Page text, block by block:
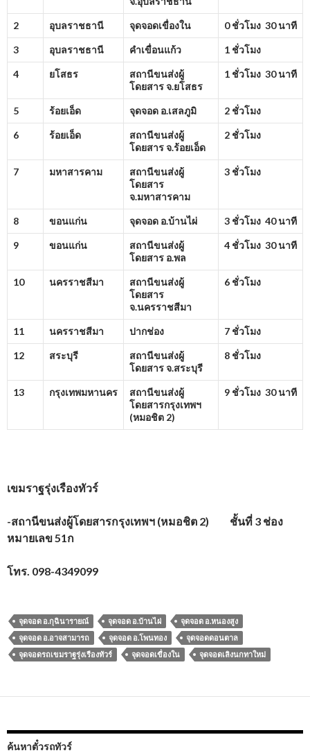
2 อุบลราชธานี จุดจอดเขื่องใน 0 ชั่วโมง 30 นาที
3 อุบลราชธานี คำเขื่อนแก้ว 1 ชั่วโมง
4 ยโสธร
สถานีขนส่งผู้
โดยสาร จ.ยโสธร
1 ชั่วโมง 30 นาที
5 ร้อยเอ็ด จุดจอด อ.เสลภูมิ 2 ชั่วโมง
6 ร้อยเอ็ด
สถานีขนส่งผู้
โดยสาร จ.ร้อยเอ็ด
2 ชั่วโมง
7 มหาสารคาม
สถานีขนส่งผู้
โดยสาร
จ.มหาสารคาม
3 ชั่วโมง
8 ขอนแก่น จุดจอด อ.บ้านไผ่ 3 ชั่วโมง 40 นาที
9 ขอนแก่น
สถานีขนส่งผู้
โดยสาร อ.พล
4 ชั่วโมง 30 นาที
10 นครราชสีมา
สถานีขนส่งผู้
โดยสาร
จ.นครราชสีมา
6 ชั่วโมง
11 นครราชสีมา ปากช่อง 7 ชั่วโมง
12 สระบุรี
สถานีขนส่งผู้
โดยสาร จ.สระบุรี
8 ชั่วโมง
13 กรุงเทพมหานคร
สถานีขนส่งผู้
โดยสารกรุงเทพฯ
(หมอชิต 2)
9 ชั่วโมง 30 นาที
เขมราฐรุ่งเรืองทัวร์
-สถานีขนส่งผู้โดยสารกรุงเทพฯ (หมอชิต 2) ชั้นที่ 3 ช่อง
หมายเลข 51ก
โทร. 098-4349099
จุดจอด อ.กุฉินารายณ์ จุดจอด อ.บ้านไผ่
จุดจอด อ.หนองสูง
จุดจอด อ.อาจสามารถ
จุดจอด อ.โพนทอง
จุดจอดดอนตาล
จุดจอดรถเขมราฐรุ่งเรืองทัวร์
จุดจอดเขื่องใน จุดจอดเลิงนกทาใหม่
ค้นหาตั๋วรถทัวร์